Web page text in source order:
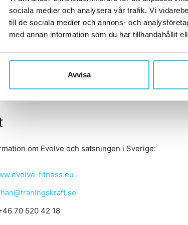
sociala medier och analysera vår trafik. Vi
till de sociala medier och annons- och
med annan information som du har tillhandahållit
Avvisa
samma varumärke. Bland annat var Evolve med
i sportenFunctional Fitnessunder den
också enmodern designlinje och hög kvalitet
anpassa utrustningen efter kundens
en tydlig serviceinriktning: för nya gym som
fem års garanti, återkommande servicebesök
om Evolve och satsningen i Sverige:
fitness.eu
70 520 42 18